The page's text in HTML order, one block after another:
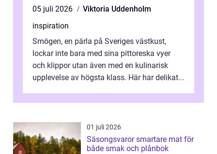
05 juli 2026
Viktoria Uddenholm
inspiration
Smögen, en pärla på Sveriges västkust,
lockar inte bara med sina pittoreska vyer
och klippor utan även med en kulinarisk
upplevelse av högsta klass. Här har delikat...
01 juli 2026
Säsongsvaror smartare mat för
både smak och plånbok